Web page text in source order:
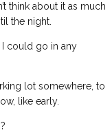
think about it as much
the night.
I could go in any
lot somewhere, to
like early.